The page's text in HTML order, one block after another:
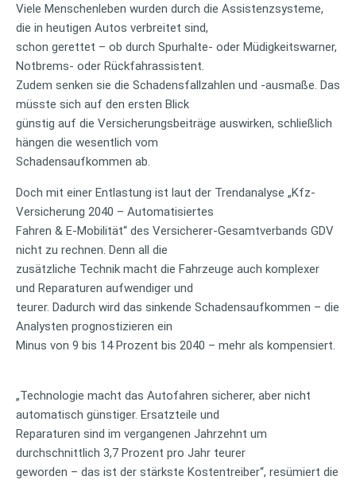
Viele Menschenleben wurden durch die Assistenzsysteme,
die in heutigen Autos verbreitet sind,
schon gerettet – ob durch Spurhalte- oder Müdigkeitswarner,
Notbrems- oder Rückfahrassistent.
Zudem senken sie die Schadensfallzahlen und -ausmaße. Das
müsste sich auf den ersten Blick
günstig auf die Versicherungsbeiträge auswirken, schließlich
hängen die wesentlich vom
Schadensaufkommen ab.
Doch mit einer Entlastung ist laut der Trendanalyse „Kfz-
Versicherung 2040 – Automatisiertes
Fahren & E-Mobilität“ des Versicherer-Gesamtverbands GDV
nicht zu rechnen. Denn all die
zusätzliche Technik macht die Fahrzeuge auch komplexer
und Reparaturen aufwendiger und
teurer. Dadurch wird das sinkende Schadensaufkommen – die
Analysten prognostizieren ein
Minus von 9 bis 14 Prozent bis 2040 – mehr als kompensiert.
„Technologie macht das Autofahren sicherer, aber nicht
automatisch günstiger. Ersatzteile und
Reparaturen sind im vergangenen Jahrzehnt um
durchschnittlich 3,7 Prozent pro Jahr teurer
geworden – das ist der stärkste Kostentreiber“, resümiert die